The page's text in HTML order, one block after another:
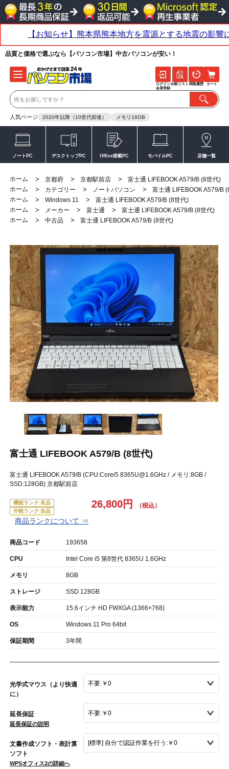
品質と価格で選ぶなら【パソコン市場】中古パソコンが安い！
人気ページ 2020年以降（10世代前後） メモリ16GB
ログイン
会員登録
比較リスト 閲覧履歴 カート
ノートPC デスクトップPC Office搭載PC モバイルPC 店舗一覧
ホーム > 京都府 > 京都駅前店 >
富士通 LIFEBOOK A579/B (8世代)
ホーム
> カテゴリー > ノートパソコン >
富士通 LIFEBOOK A579/B
ホーム
> Windows 11 >
富士通 LIFEBOOK A579/B (8世代)
ホーム
> メーカー > 富士通 >
富士通 LIFEBOOK A579/B (8世代)
ホーム
> 中古品 > 富士通 LIFEBOOK A579/B (8世代)
富士通 LIFEBOOK A579/B (8世代)
富士通 LIFEBOOK A579/B (CPU:Corei5 8365U@1.6GHz / メモリ:8GB /
SSD:128GB) 京都駅前店
機能ランク:良品
外観ランク:並品
商品ランクについて ⇒
26,800円
商品コード 193658
CPU Intel Core i5 第8世代 8365U 1.6GHz
メモリ 8GB
ストレージ SSD 128GB
表示能力 15.6インチ HD FWXGA (1366×768)
OS Windows 11 Pro 64bit
保証期間 3年間
光学式マウス（より快適
に）
延長保証
延長保証の説明
文書作成ソフト・表計算
ソフト
WPSオフィス2の詳細へ